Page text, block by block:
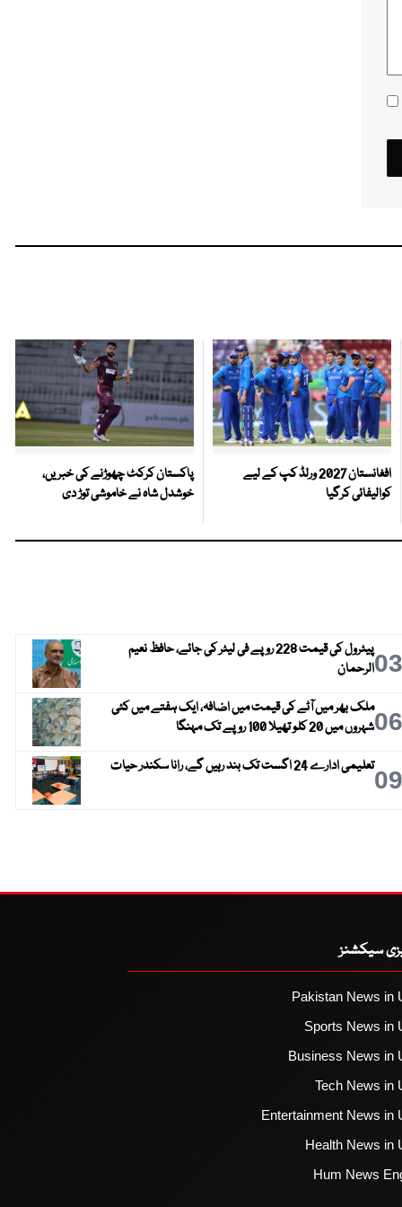
افغانستان 2027 ورلڈ کپ کے لیے
کوالیفائی کرگیا
پاکستان کرکٹ چھوڑنے کی خبریں،
خوشدل شاہ نے خاموشی توڑ دی
03
پیٹرول کی قیمت 228 روپے فی لیٹر کی جائے، حافظ نعیم
الرحمان
06ملک بھر میں آٹے کی قیمت میں اضافہ، ایک ہفتے میں کئی
شہروں میں 20 کلو تھیلا 100 روپے تک مہنگا
09تعلیمی ادارے 24 اگست تک بند رہیں گے، رانا سکندر حیات
سیکشنز
Pakistan News in
Sports News in
Business News in
Tech News in
Entertainment News in
Health News in
Hum News